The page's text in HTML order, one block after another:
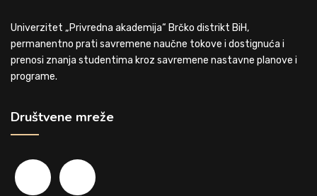
Univerzitet „Privredna akademija“ Brčko distrikt BiH,
permanentno prati savremene naučne tokove i dostignuća i
prenosi znanja studentima kroz savremene nastavne planove i
programe.
Društvene mreže